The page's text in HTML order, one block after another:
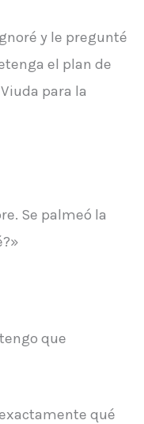
y le pregunté
el plan de
para la
Se palmeó la
que
qué